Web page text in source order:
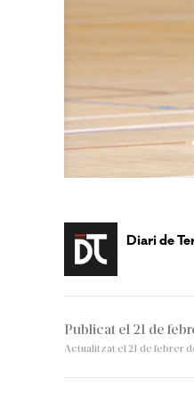
Diari de
Publicat el 21 de
Actualitzat el 21 de febrer